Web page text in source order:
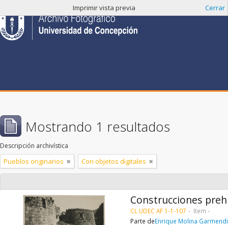
Imprimir vista previa Cerrar
Mostrando 1 resultados
Descripción archivística
Pueblos originarios Con objetos digitales
Construcciones
CL UDEC AF 1-1-107
Item
Parte deEnrique Molina